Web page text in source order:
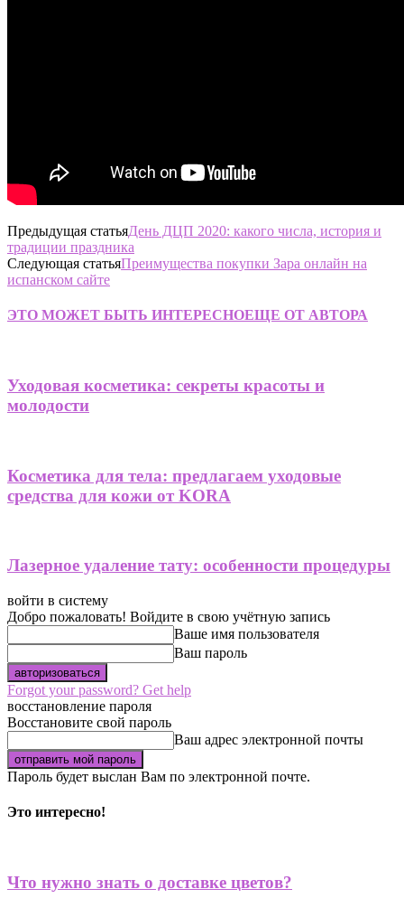
Предыдущая статьяДень ДЦП 2020: какого числа, история и
традиции праздника
Следующая статьяПреимущества покупки Зара онлайн на
испанском сайте
ЭТО МОЖЕТ БЫТЬ ИНТЕРЕСНОЕЩЕ ОТ АВТОРА
Уходовая косметика: секреты красоты и
молодости
Косметика для тела: предлагаем уходовые
средства для кожи от KORA
Лазерное удаление тату: особенности процедуры
войти в систему
Добро пожаловать! Войдите в свою учётную запись
Ваше имя пользователя
Ваш пароль
Forgot your password? Get help
восстановление пароля
Восстановите свой пароль
Ваш адрес электронной почты
Пароль будет выслан Вам по электронной почте.
Это интересно!
Что нужно знать о доставке цветов?